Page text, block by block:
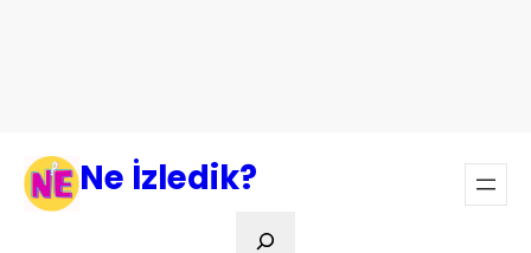
Ne İzledik?
Ara